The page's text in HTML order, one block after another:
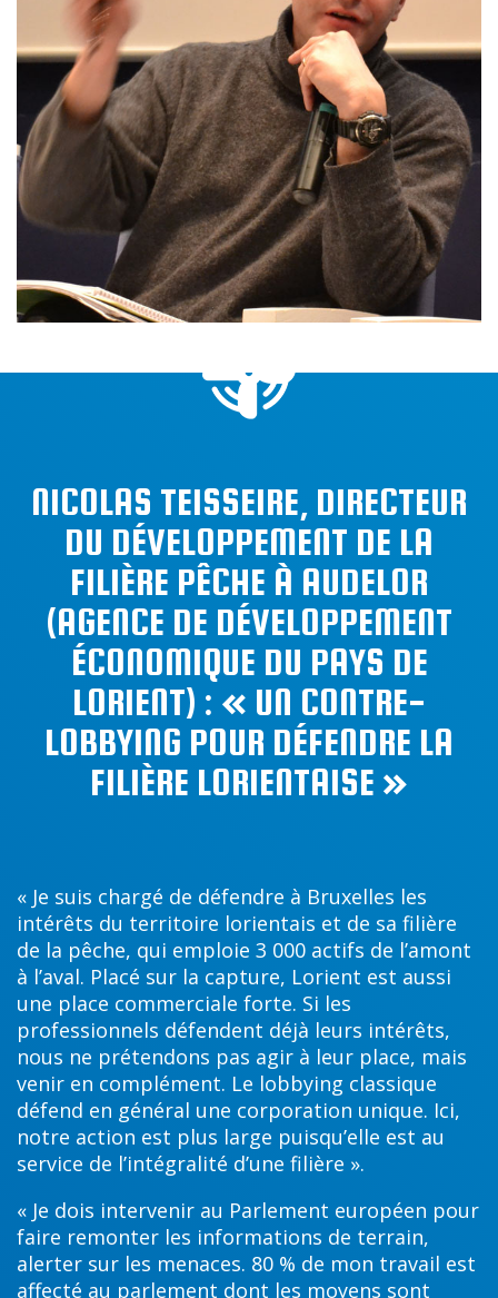
NICOLAS TEISSEIRE, DIRECTEUR
DU DÉVELOPPEMENT DE LA
FILIÈRE PÊCHE À AUDELOR
(AGENCE DE DÉVELOPPEMENT
ÉCONOMIQUE DU PAYS DE
LORIENT) : « UN CONTRE-
LOBBYING POUR DÉFENDRE LA
FILIÈRE LORIENTAISE »
« Je suis chargé de défendre à Bruxelles les
intérêts du territoire lorientais et de sa filière
de la pêche, qui emploie 3 000 actifs de l’amont
à l’aval. Placé sur la capture, Lorient est aussi
une place commerciale forte. Si les
professionnels défendent déjà leurs intérêts,
nous ne prétendons pas agir à leur place, mais
venir en complément. Le lobbying classique
défend en général une corporation unique. Ici,
notre action est plus large puisqu’elle est au
service de l’intégralité d’une filière ».
« Je dois intervenir au Parlement européen pour
faire remonter les informations de terrain,
alerter sur les menaces. 80 % de mon travail est
affecté au parlement dont les moyens sont